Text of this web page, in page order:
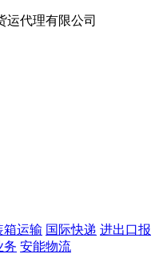
运代理有限公司
箱运输 国际快递 进出口报
务 安能物流